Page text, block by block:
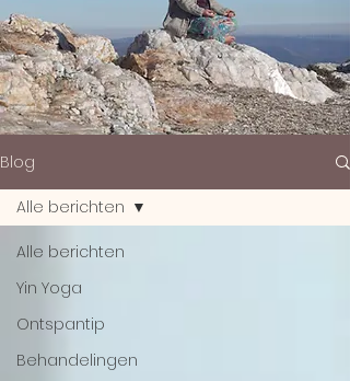
Blog
Alle berichten
Yin Yoga
Ontspantip
Behandelingen
Alle berichten